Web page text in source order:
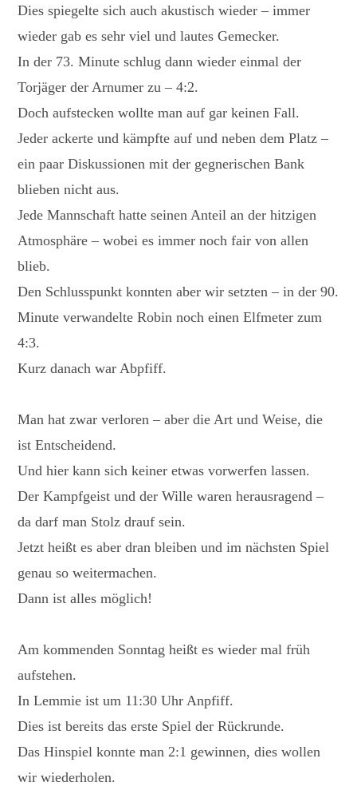
Dies spiegelte sich auch akustisch wieder – immer
wieder gab es sehr viel und lautes Gemecker.
In der 73. Minute schlug dann wieder einmal der
Torjäger der Arnumer zu – 4:2.
Doch aufstecken wollte man auf gar keinen Fall.
Jeder ackerte und kämpfte auf und neben dem Platz –
ein paar Diskussionen mit der gegnerischen Bank
blieben nicht aus.
Jede Mannschaft hatte seinen Anteil an der hitzigen
Atmosphäre – wobei es immer noch fair von allen
blieb.
Den Schlusspunkt konnten aber wir setzten – in der 90.
Minute verwandelte Robin noch einen Elfmeter zum
4:3.
Kurz danach war Abpfiff.
Man hat zwar verloren – aber die Art und Weise, die
ist Entscheidend.
Und hier kann sich keiner etwas vorwerfen lassen.
Der Kampfgeist und der Wille waren herausragend –
da darf man Stolz drauf sein.
Jetzt heißt es aber dran bleiben und im nächsten Spiel
genau so weitermachen.
Dann ist alles möglich!
Am kommenden Sonntag heißt es wieder mal früh
aufstehen.
In Lemmie ist um 11:30 Uhr Anpfiff.
Dies ist bereits das erste Spiel der Rückrunde.
Das Hinspiel konnte man 2:1 gewinnen, dies wollen
wir wiederholen.